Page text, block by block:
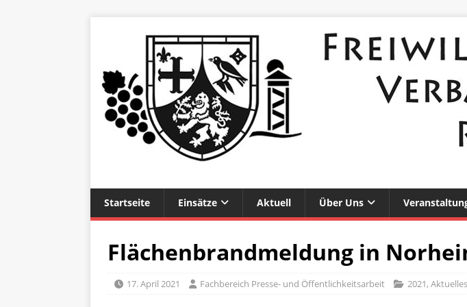
Startseite Einsätze Aktuell Über Uns
Flächenbrandmeldung in
17. April 2021 Fachbereich Presse- und Öffentlichkeitsarbeit 2021, Aktuelles